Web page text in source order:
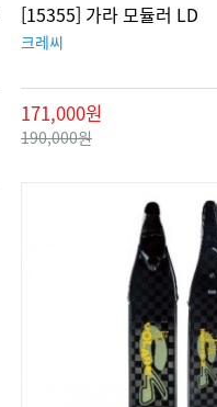
[15355] 가라 모듈러 LD
크레씨
171,000원
190,000원